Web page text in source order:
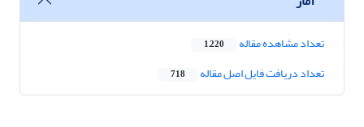
تعداد مشاهده مقاله 1,220
تعداد دریافت فایل اصل مقاله 718